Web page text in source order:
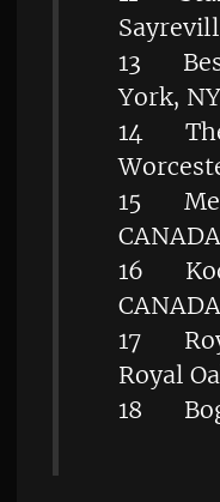
13
York, NY
14 The
15
CANADA
16
CANADA
17
Royal
18